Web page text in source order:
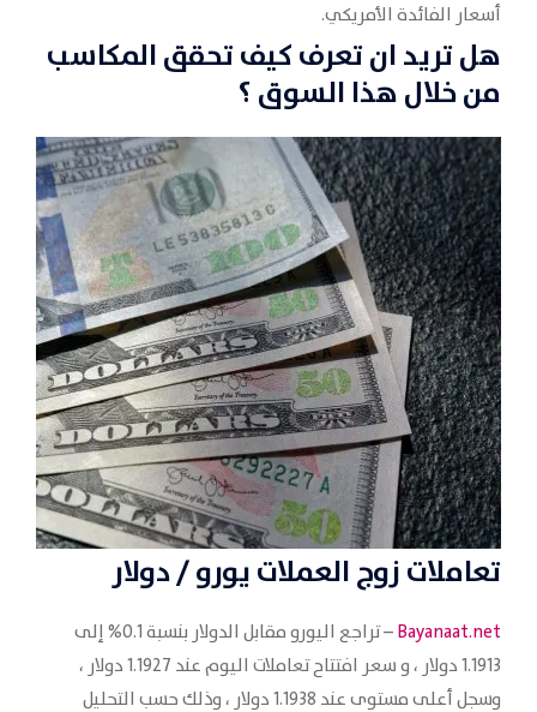
أسعار الفائدة الأمريكي.
هل تريد ان تعرف كيف تحقق المكاسب
من خلال هذا السوق ؟
تعاملات زوج العملاتيورو / دولار
Bayanaat.net
– تراجع اليورو مقابل الدولار بنسبة 0.1% إلى
1.1913 دولار ، و سعر افتتاح تعاملات اليوم عند 1.1927 دولار ،
وسجل أعلى مستوى عند 1.1938 دولار ، وذلك حسب التحليل